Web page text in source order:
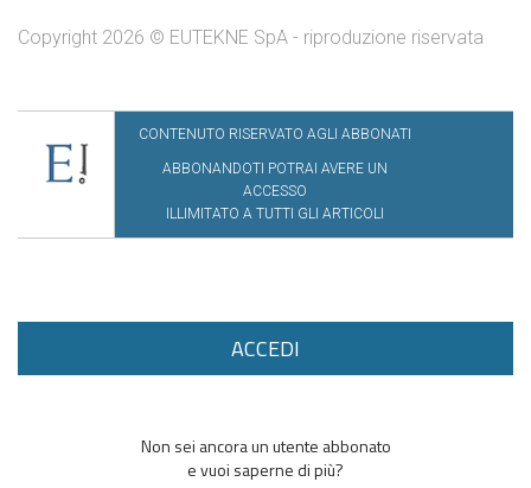
Copyright 2026 © EUTEKNE SpA - riproduzione riservata
CONTENUTO RISERVATO AGLI ABBONATI
ABBONANDOTI POTRAI AVERE UN
ACCESSO
ILLIMITATO A TUTTI GLI ARTICOLI
ACCEDI
Non sei ancora un utente abbonato
e vuoi saperne di più?